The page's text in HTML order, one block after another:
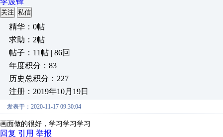
关注 私信
精华：0帖
求助：2帖
帖子：11帖 | 86回
年度积分：83
历史总积分：227
注册：2019年10月19日
发表于：2020-11-17 09:30:04
画面做的很好，学习学习学习
回复 引用 举报